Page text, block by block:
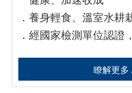
． 養身輕食、溫室水耕
． 經國家檢測單位認證
瞭解更多